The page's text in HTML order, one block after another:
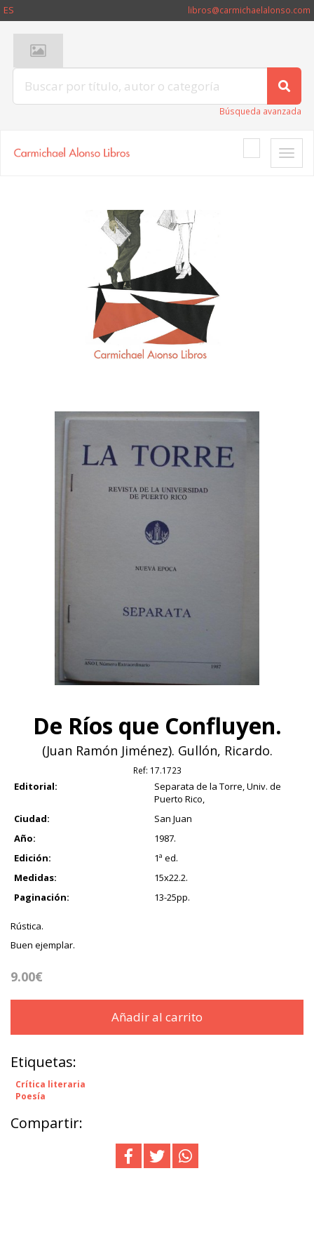
ES libros@carmichaelalonso.com
Búsqueda avanzada
Toggle
De Ríos que Confluyen.
(Juan Ramón Jiménez). Gullón, Ricardo.
Ref: 17.1723
Editorial:
Separata de la Torre, Univ. de
Puerto Rico,
Ciudad:
San Juan
Año:
1987.
Edición:
1ª ed.
Medidas:
15x22.2.
Paginación:
13-25pp.
Rústica.
Buen ejemplar.
9.00€
Añadir al carrito
Etiquetas:
Crítica literaria
Poesía
Compartir: